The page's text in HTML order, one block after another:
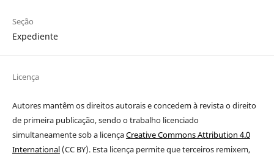
Seção
Expediente
Licença
Autores mantêm os direitos autorais e concedem à revista o direito
de primeira publicação, sendo o trabalho licenciado
simultaneamente sob a licençaCreative Commons Attribution 4.0
International(CC BY). Esta licença permite que terceiros remixem,